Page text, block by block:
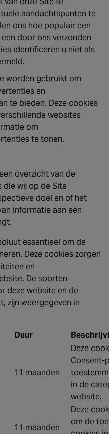
aandachtspunten te
ons hoe populair een
door ons verzonden
identificeren u niet als
worden gebruikt om
en
te bieden. Deze cookies
websites
om
te tonen.
overzicht van de
die wij op de Site
doel en of het
informatie aan een
essentieel om de
Deze cookies zorgen
en
De soorten
deze website en de
zijn weergegeven in
Duur
11 maanden
Deze
Consent-
in de
website.
11 maanden
Deze
om de